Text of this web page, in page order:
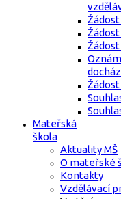
Mateřská
škola
Aktuality MŠ
O mateřské
Kontakty
Vzdělávací